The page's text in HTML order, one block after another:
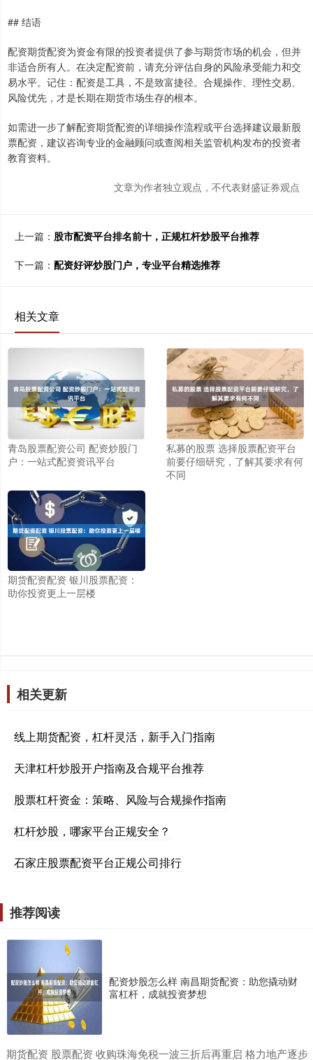
## 结语
配资期货配资为资金有限的投资者提供了参与期货市场的机会，但并
非适合所有人。在决定配资前，请充分评估自身的风险承受能力和交
易水平。记住：配资是工具，不是致富捷径。合规操作、理性交易、
风险优先，才是长期在期货市场生存的根本。
如需进一步了解配资期货配资的详细操作流程或平台选择建议最新股
票配资，建议咨询专业的金融顾问或查阅相关监管机构发布的投资者
教育资料。
文章为作者独立观点，不代表财盛证券观点
上一篇： 股市配资平台排名前十，正规杠杆炒股平台推荐
下一篇： 配资好评炒股门户，专业平台精选推荐
相关文章
青岛股票配资公司 配资炒股门
户：一站式配资资讯平台
私募的股票 选择股票配资平台
前要仔细研究，了解其要求有何
不同
期货配资配资 银川股票配资：
助你投资更上一层楼
相关更新
线上期货配资，杠杆灵活，新手入门指南
天津杠杆炒股开户指南及合规平台推荐
股票杠杆资金：策略、风险与合规操作指南
杠杆炒股，哪家平台正规安全？
石家庄股票配资平台正规公司排行
推荐阅读
配资炒股怎么样 南昌期货配资：助您撬动财
富杠杆，成就投资梦想
​期货配资 股票配资 收购珠海免税一波三折后再重启 格力地产逐步